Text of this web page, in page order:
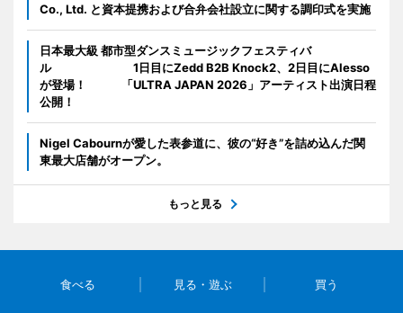
Co., Ltd. と資本提携および合弁会社設立に関する調印式を実施
日本最大級 都市型ダンスミュージックフェスティバ
ル 1日目にZedd B2B Knock2、2日目にAlesso
が登場！ 「ULTRA JAPAN 2026」アーティスト出演日程
公開！
Nigel Cabournが愛した表参道に、彼の“好き”を詰め込んだ関
東最大店舗がオープン。
もっと見る
食べる 見る・遊ぶ 買う